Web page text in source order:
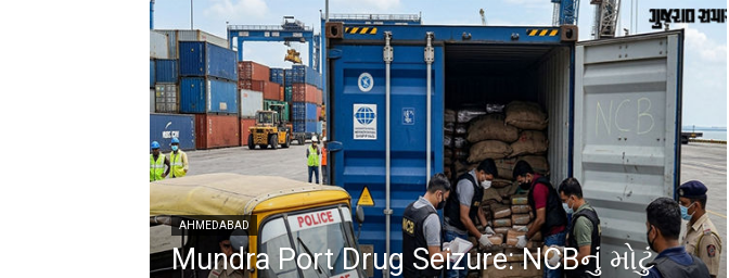
AHMEDABAD
Mundra Port Drug Seizure: NCBનું મોટું